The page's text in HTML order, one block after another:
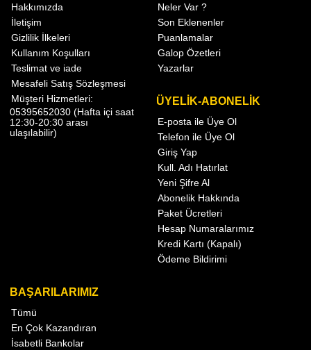
Hakkımızda
İletişim
Gizlilik İlkeleri
Kullanım Koşulları
Teslimat ve iade
Mesafeli Satış Sözleşmesi
Müşteri Hizmetleri:
05395652030 (Hafta içi saat
12:30-20:30 arası
ulaşılabilir)
Neler Var ?
Son Eklenenler
Puanlamalar
Galop Özetleri
Yazarlar
ÜYELİK-ABONELİK
E-posta ile Üye Ol
Telefon ile Üye Ol
Giriş Yap
Kull. Adı Hatırlat
Yeni Şifre Al
Abonelik Hakkında
Paket Ücretleri
Hesap Numaralarımız
Kredi Kartı (Kapalı)
Ödeme Bildirimi
BAŞARILARIMIZ
Tümü
En Çok Kazandıran
İsabetli Bankolar